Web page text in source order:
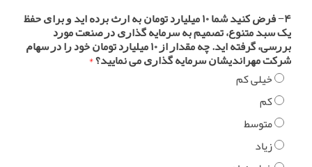
۴− ﻓﺮﺽ ﮐﻨﯿﺪ ﺷﻤﺎ ۱۰ ﻣﯿﻠﯿﺎﺭﺩ ﺗﻮﻣﺎﻥ ﺑﻪ ﺍﺭﺙ ﺑﺮﺩﻩ ﺍﯾﺪ ﻭ ﺑﺮﺍﯼ ﺣﻔﻆ
ﯾﮏ ﺳﺒﺪ ﻣﺘﻨﻮﻉ، ﺗﺼﻤﯿﻢ ﺑﻪ ﺳﺮﻣﺎﯾﻪ ﮔﺬﺍﺭﯼ ﺩﺭ ﺻﻨﻌﺖ ﻣﻮﺭﺩ
ﺑﺮﺭﺳﯽ، ﮔﺮﻓﺘﻪ ﺍﯾﺪ. ﭼﻪ ﻣﻘﺪﺍﺭ ﺍﺯ ۱۰ ﻣﯿﻠﯿﺎﺭﺩ ﺗﻮﻣﺎﻥ ﺧﻮﺩ ﺭﺍ ﺩﺭ ﺳﻬﺎﻡ
ﺷﺮﮐﺖ ﻣﻬﺮﺍﻧﺪﯾﺸﺎﻥ ﺳﺮﻣﺎﯾﻪ ﮔﺬﺍﺭﯼ ﻣﯽ نمایید؟*
خیلی کم
کم
متوسط
زیاد